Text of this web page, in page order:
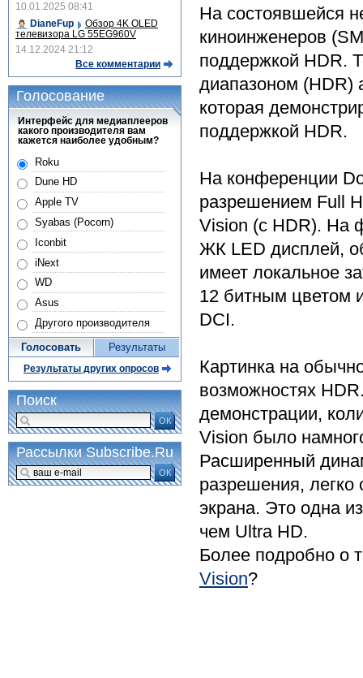
На состоявшейся
киноинженеров
поддержкой HDR.
диапазоном (HDR)
которая
поддержкой HDR.
На конференции
разрешением Full
Vision (с HDR). На
ЖК LED дисплей,
имеет локальное
12 битным цветом
DCI.
Картинка на
возможностях
демонстрации,
Vision было
Расширенный
разрешения, легко
экрана. Это одна
чем Ultra HD.
Более подробно о
Vision?
10.01.2025 08:41
DianeFup
Обзор 4K OLED
телевизора LG 55EG960V
14.12.2024 21:12
Все комментарии
Голосование
Интерфейс для медиаплееров
какого производителя вам
кажется наиболее удобным?
Roku
Dune HD
Apple TV
Syabas (Pocorn)
Iconbit
iNext
WD
Asus
Другого производителя
Голосовать Результаты
Результаты других опросов
Поиск
ОК
Рассылки Subscribe.Ru
ОК